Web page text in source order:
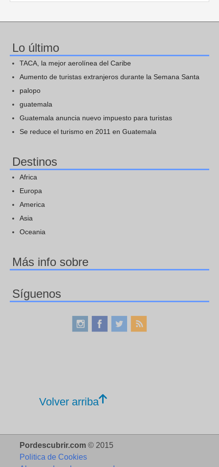
Lo último
TACA, la mejor aerolínea del Caribe
Aumento de turistas extranjeros durante la Semana Santa
palopo
guatemala
Guatemala anuncia nuevo impuesto para turistas
Se reduce el turismo en 2011 en Guatemala
Destinos
Africa
Europa
America
Asia
Oceania
Más info sobre
Síguenos
Volver arriba
Pordescubrir.com © 2015
Politica de Cookies